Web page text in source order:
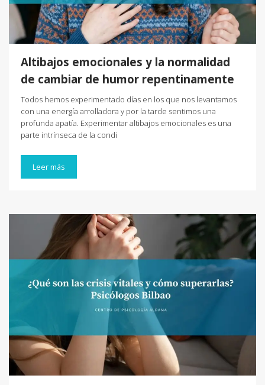
Altibajos emocionales y la normalidad
de cambiar de humor repentinamente
Todos hemos experimentado días en los que nos levantamos
con una energía arrolladora y por la tarde sentimos una
profunda apatía. Experimentar altibajos emocionales es una
parte intrínseca de la condi
Leer más